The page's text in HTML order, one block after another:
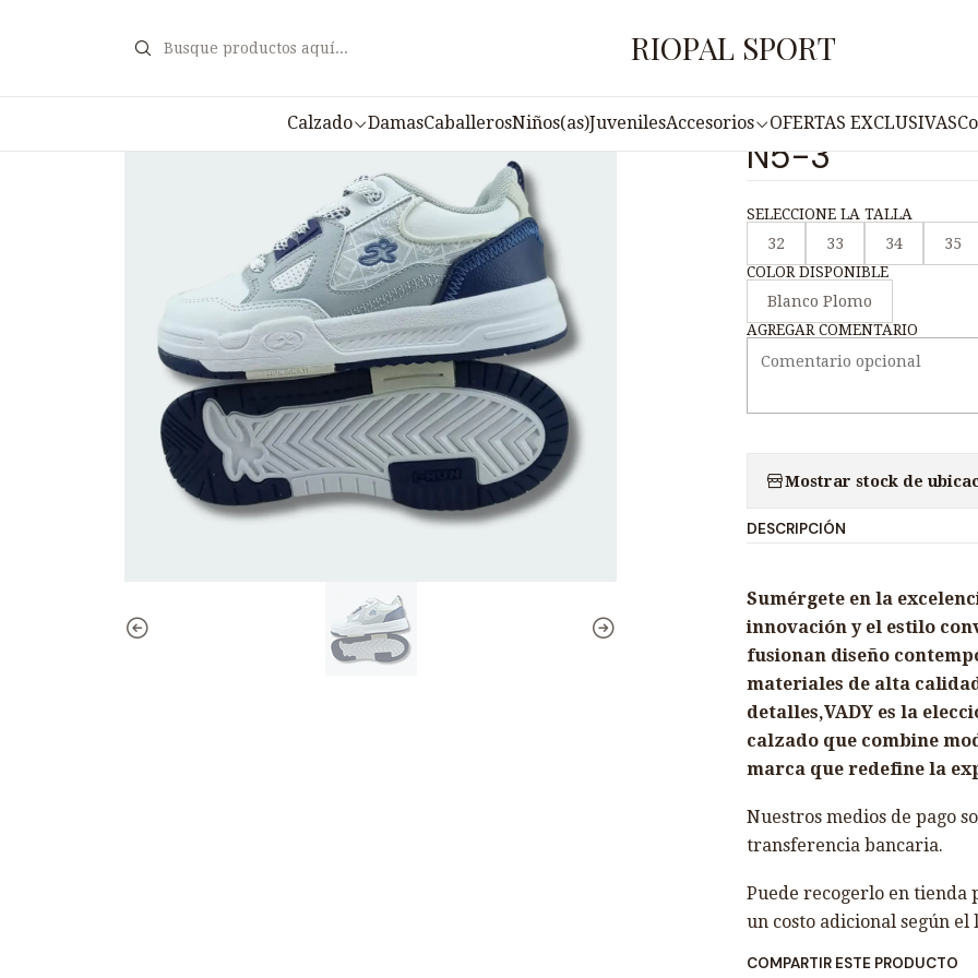
RIOPAL SPORT
Calzado DamasCaballerosNiños(as)JuvenilesAccesorios OFERTAS EXCLUSIVAS
|
Zapatilla Free
N5-3
SELECCIONE LA TALLA
32
33 34 35
COLOR DISPONIBLE
Blanco Plomo
AGREGAR COMENTARIO
Mostrar stock de
DESCRIPCIÓN
Sumérgete en la
innovación y el estilo
fusionan diseño
materiales de alta
detalles,VADY es la
calzado que combine
marca que redefine la
Nuestros medios de pago
transferencia bancaria.
Puede recogerlo en tienda
un costo adicional según el
COMPARTIR ESTE PRODUCTO